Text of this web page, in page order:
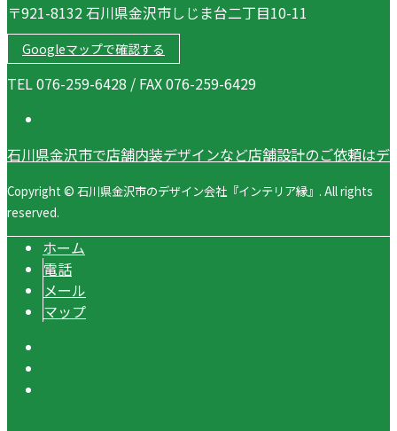
〒921-8132 石川県金沢市しじま台二丁目10-11
Googleマップで確認する
TEL 076-259-6428 / FAX 076-259-6429
石川県金沢市で店舗内装デザインなど店舗設計のご依頼は
Copyright © 石川県金沢市のデザイン会社『インテリア縁』. All rights
reserved.
ホーム
電話
メール
マップ